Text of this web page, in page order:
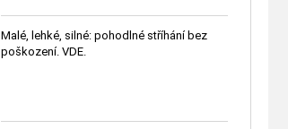
Malé, lehké, silné: pohodlné stříhání bez
poškození. VDE.